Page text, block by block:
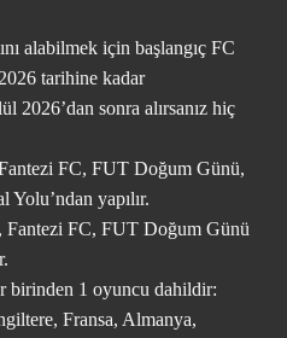
alabilmek için başlangıç FC
tarihine kadar
2026’dan sonra alırsanız hiç
FC, FUT Doğum Günü,
Yolu’ndan yapılır.
Fantezi FC, FUT Doğum Günü
birinden 1 oyuncu dahildir:
Fransa, Almanya,